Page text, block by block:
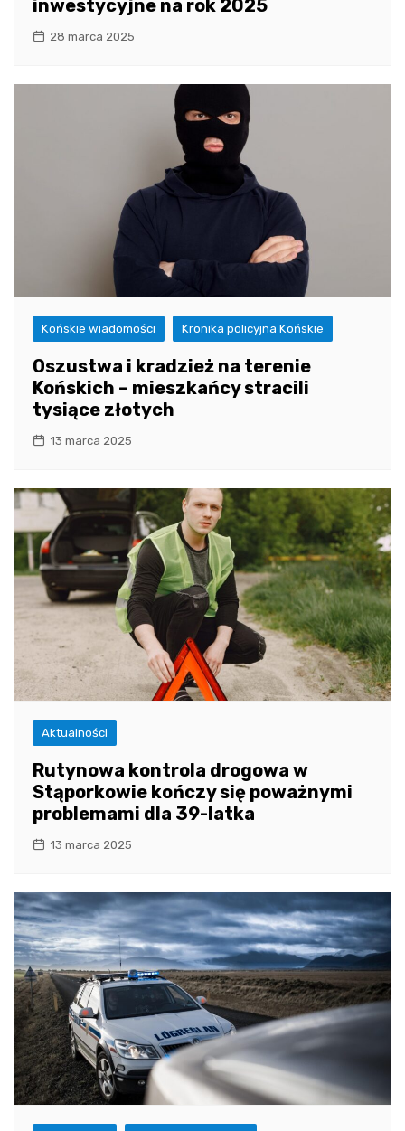
inwestycyjne na rok 2025
28 marca 2025
Końskie wiadomości Kronika policyjna Końskie
Oszustwa i kradzież na terenie
Końskich – mieszkańcy stracili
tysiące złotych
13 marca 2025
Aktualności
Rutynowa kontrola drogowa w
Stąporkowie kończy się poważnymi
problemami dla 39-latka
13 marca 2025